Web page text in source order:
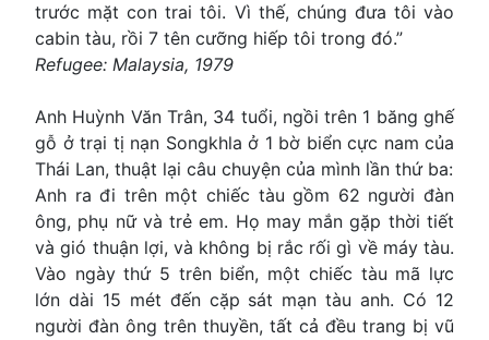
trước mặt con trai tôi. Vì thế, chúng đưa tôi vào
cabin tàu, rồi 7 tên cưỡng hiếp tôi trong đó.”
Refugee: Malaysia, 1979
Anh Huỳnh Văn Trân, 34 tuổi, ngồi trên 1 băng ghế
gỗ ở trại tị nạn Songkhla ở 1 bờ biển cực nam của
Thái Lan, thuật lại câu chuyện của mình lần thứ ba:
Anh ra đi trên một chiếc tàu gồm 62 người đàn
ông, phụ nữ và trẻ em. Họ may mắn gặp thời tiết
và gió thuận lợi, và không bị rắc rối gì về máy tàu.
Vào ngày thứ 5 trên biển, một chiếc tàu mã lực
lớn dài 15 mét đến cặp sát mạn tàu anh. Có 12
người đàn ông trên thuyền, tất cả đều trang bị vũ